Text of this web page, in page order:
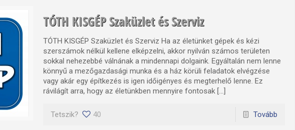
TÓTH KISGÉP Szaküzlet és Szerviz
TÓTH KISGÉP Szaküzlet és Szerviz Ha az életünket gépek és kézi
szerszámok nélkül kellene elképzelni, akkor nyilván számos területen
sokkal nehezebbé válnának a mindennapi dolgaink. Egyáltalán nem lenne
könnyű a mezőgazdasági munka és a ház körüli feladatok elvégzése
vagy akár egy építkezés is igen időigényes és megterhelő lenne. Ez
rávilágít arra, hogy az életünkben mennyire fontosak […]
Tetszik? 40 Tovább